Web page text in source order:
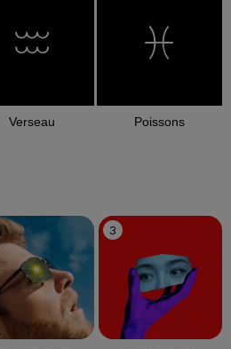
Verseau Poissons
3